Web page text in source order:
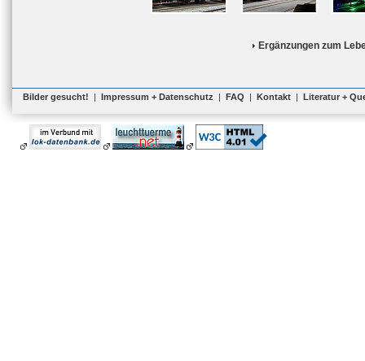
Ergänzungen zum
Bilder gesucht! | Impressum + Datenschutz | FAQ | Kontakt | Literatur +